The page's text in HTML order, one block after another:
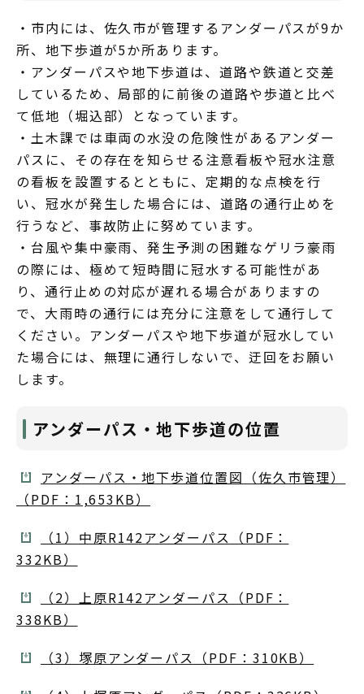
・市内には、佐久市が管理するアンダーパスが9か
所、地下歩道が5か所あります。
・アンダーパスや地下歩道は、道路や鉄道と交差
しているため、局部的に前後の道路や歩道と比べ
て低地（堀込部）となっています。
・土木課では車両の水没の危険性があるアンダー
パスに、その存在を知らせる注意看板や冠水注意
の看板を設置するとともに、定期的な点検を行
い、冠水が発生した場合には、道路の通行止めを
行うなど、事故防止に努めています。
・台風や集中豪雨、発生予測の困難なゲリラ豪雨
の際には、極めて短時間に冠水する可能性があ
り、通行止めの対応が遅れる場合がありますの
で、大雨時の通行には充分に注意をして通行して
ください。アンダーパスや地下歩道が冠水してい
た場合には、無理に通行しないで、迂回をお願い
します。
アンダーパス・地下歩道の位置
アンダーパス・地下歩道位置図（佐久市管理）
（PDF：1,653KB）
（1）中原R142アンダーパス（PDF：
332KB）
（2）上原R142アンダーパス（PDF：
338KB）
（3）塚原アンダーパス（PDF：310KB）